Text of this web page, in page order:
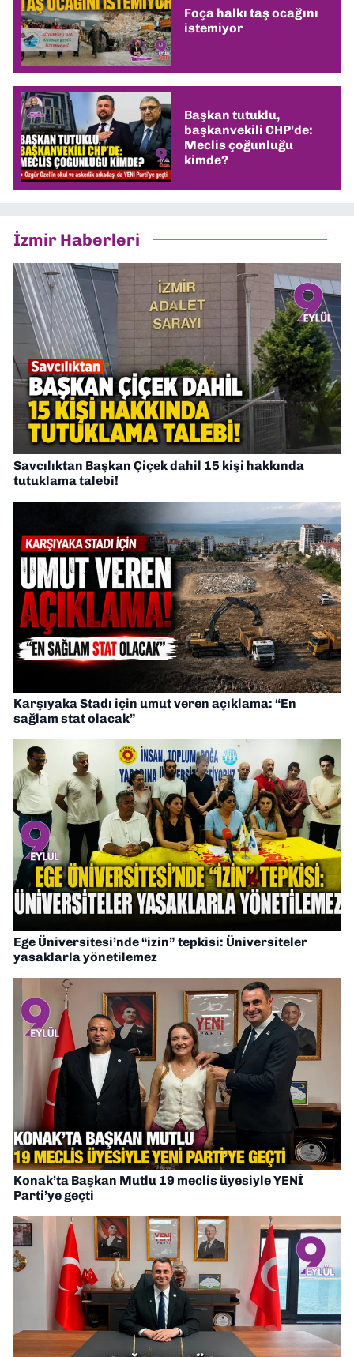
Foça halkı taş ocağını
istemiyor
Başkan tutuklu,
başkanvekili CHP’de:
Meclis çoğunluğu
kimde?
İzmir Haberleri
Savcılıktan Başkan Çiçek dahil 15 kişi hakkında
tutuklama talebi!
Karşıyaka Stadı için umut veren açıklama: “En
sağlam stat olacak”
Ege Üniversitesi’nde “izin” tepkisi: Üniversiteler
yasaklarla yönetilemez
Konak’ta Başkan Mutlu 19 meclis üyesiyle YENİ
Parti’ye geçti